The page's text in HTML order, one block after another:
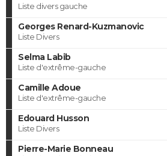
Liste divers gauche
Georges Renard-Kuzmanovic
Liste Divers
Selma Labib
Liste d'extrême-gauche
Camille Adoue
Liste d'extrême-gauche
Edouard Husson
Liste Divers
Pierre-Marie Bonneau